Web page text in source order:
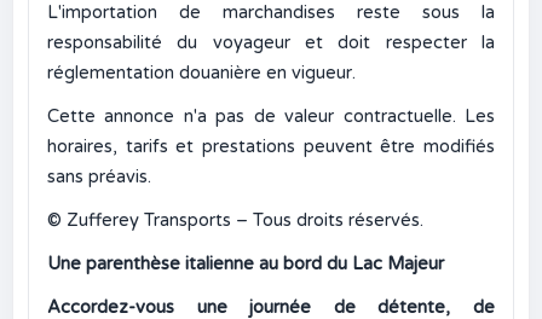
L'importation de marchandises reste sous la
responsabilité du voyageur et doit respecter la
réglementation douanière en vigueur.
Cette annonce n'a pas de valeur contractuelle. Les
horaires, tarifs et prestations peuvent être modifiés
sans préavis.
© Zufferey Transports – Tous droits réservés.
Une parenthèse italienne au bord du Lac Majeur
Accordez-vous une journée de détente, de